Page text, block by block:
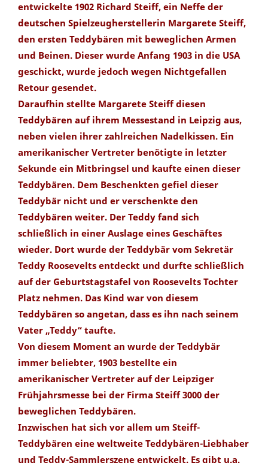
entwickelte 1902 Richard Steiff, ein Neffe der
deutschen Spielzeugherstellerin Margarete Steiff,
den ersten Teddybären mit beweglichen Armen
und Beinen. Dieser wurde Anfang 1903 in die USA
geschickt, wurde jedoch wegen Nichtgefallen
Retour gesendet.
Daraufhin stellte Margarete Steiff diesen
Teddybären auf ihrem Messestand in Leipzig aus,
neben vielen ihrer zahlreichen Nadelkissen. Ein
amerikanischer Vertreter benötigte in letzter
Sekunde ein Mitbringsel und kaufte einen dieser
Teddybären. Dem Beschenkten gefiel dieser
Teddybär nicht und er verschenkte den
Teddybären weiter. Der Teddy fand sich
schließlich in einer Auslage eines Geschäftes
wieder. Dort wurde der Teddybär vom Sekretär
Teddy Roosevelts entdeckt und durfte schließlich
auf der Geburtstagstafel von Roosevelts Tochter
Platz nehmen. Das Kind war von diesem
Teddybären so angetan, dass es ihn nach seinem
Vater „Teddy“ taufte.
Von diesem Moment an wurde der Teddybär
immer beliebter, 1903 bestellte ein
amerikanischer Vertreter auf der Leipziger
Frühjahrsmesse bei der Firma Steiff 3000 der
beweglichen Teddybären.
Inzwischen hat sich vor allem um Steiff-
Teddybären eine weltweite Teddybären-Liebhaber
und Teddy-Sammlerszene entwickelt. Es gibt u.a.